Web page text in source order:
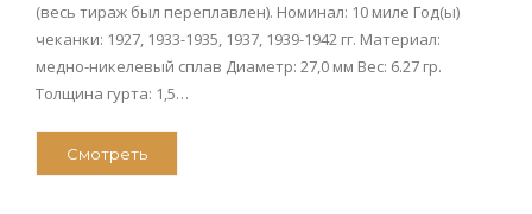
(весь тираж был переплавлен). Номинал: 10 миле Год(ы)
чеканки: 1927, 1933-1935, 1937, 1939-1942 гг. Материал:
медно-никелевый сплав Диаметр: 27,0 мм Вес: 6.27 гр.
Толщина гурта: 1,5…
Смотреть